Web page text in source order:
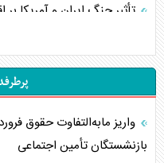
تأثیر جنگ ایران و آمریکا بر
تخریب پل‌ها در اوکراین و
اربعین، کابوس مشترک
برنامه هفتم توسعه در نقطه
بازنشستگان تأمین اجتماعی